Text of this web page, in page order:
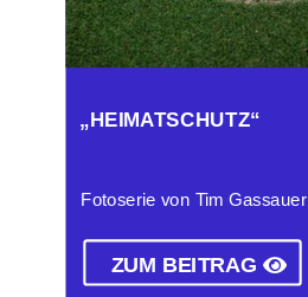
„HEIMATSCHUTZ“
Fotoserie von Tim Gassauer
ZUM BEITRAG